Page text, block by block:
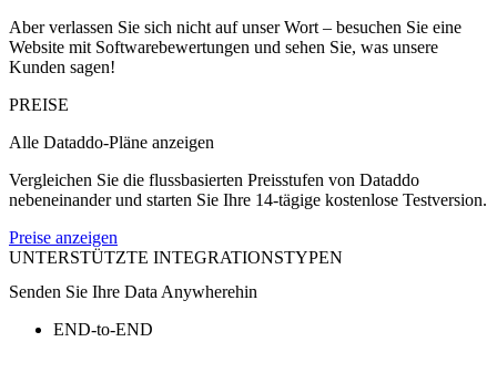
Aber verlassen Sie sich nicht auf unser Wort – besuchen Sie eine
Website mit Softwarebewertungen und sehen Sie, was unsere
Kunden sagen!
PREISE
Alle Dataddo-Pläne anzeigen
Vergleichen Sie die flussbasierten Preisstufen von Dataddo
nebeneinander und starten Sie Ihre 14-tägige kostenlose Testversion.
Preise anzeigen
UNTERSTÜTZTE INTEGRATIONSTYPEN
Senden Sie Ihre Data Anywherehin
END-to-END